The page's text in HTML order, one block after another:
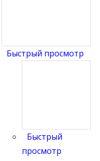
Быстрый просмотр
Быстрый
просмотр